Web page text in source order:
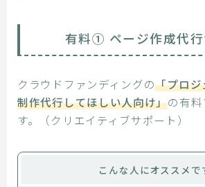
有料① ページ作成代行
クラウドファンディングの「プロ
制作代行してほしい人向け」の有
す。（クリエイティブサポート）
こんな人にオススメで